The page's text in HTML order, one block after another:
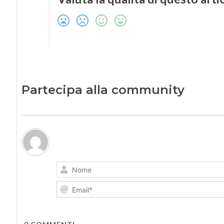
Partecipa alla community